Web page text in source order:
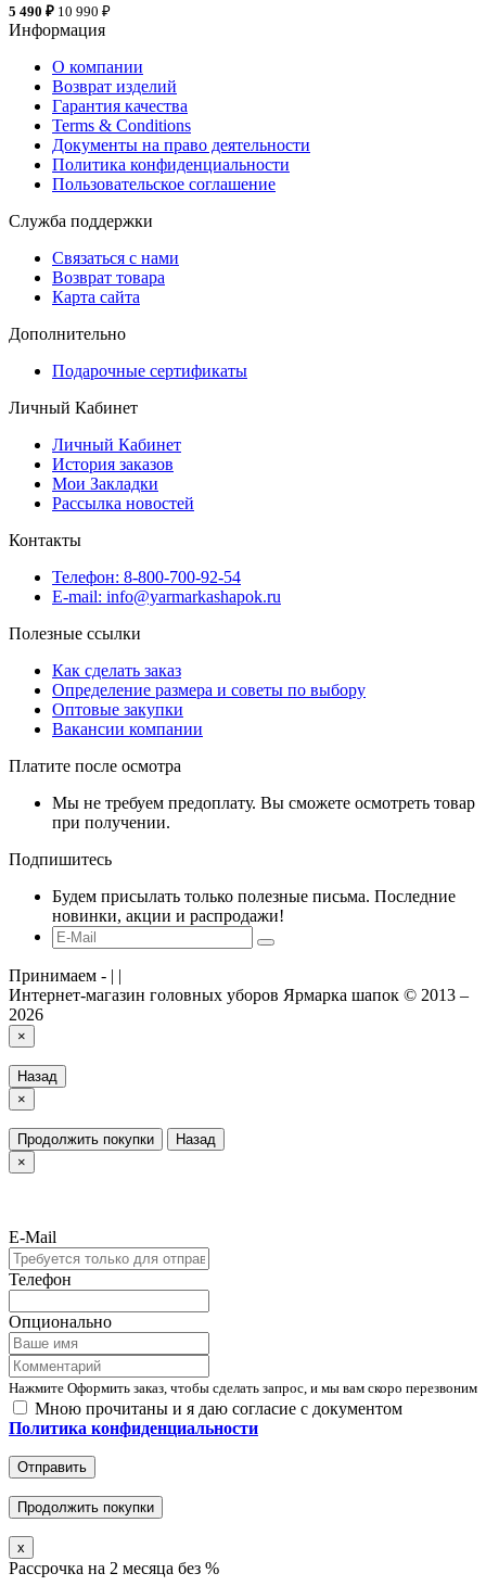
5 490 ₽ 10 990 ₽
Информация
О компании
Возврат изделий
Гарантия качества
Terms & Conditions
Документы на право деятельности
Политика конфиденциальности
Пользовательское соглашение
Служба поддержки
Связаться с нами
Возврат товара
Карта сайта
Дополнительно
Подарочные сертификаты
Личный Кабинет
Личный Кабинет
История заказов
Мои Закладки
Рассылка новостей
Контакты
Телефон: 8-800-700-92-54
E-mail: info@yarmarkashapok.ru
Полезные ссылки
Как сделать заказ
Определение размера и советы по выбору
Оптовые закупки
Вакансии компании
Платите после осмотра
Мы не требуем предоплату. Вы сможете осмотреть товар
при получении.
Подпишитесь
Будем присылать только полезные письма. Последние
новинки, акции и распродажи!
Принимаем - | |
Интернет-магазин головных уборов Ярмарка шапок © 2013 –
2026
×
Назад
×
Продолжить покупки
Назад
×
E-Mail
Телефон
Опционально
Нажмите Оформить заказ, чтобы сделать запрос, и мы вам скоро перезвоним
Мною прочитаны и я даю согласие с документом
Политика конфиденциальности
Отправить
Продолжить покупки
x
Рассрочка на 2 месяца без %